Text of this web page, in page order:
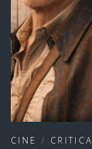
CINE / CRITICA